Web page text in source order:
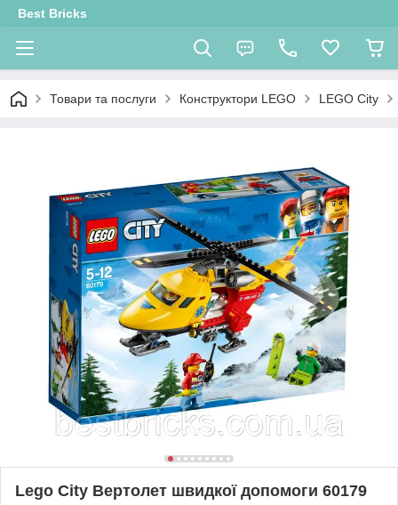
Best Bricks
Товари та послуги Конструктори LEGO LEGO City
Lego City Вертолет швидкої допомоги 60179